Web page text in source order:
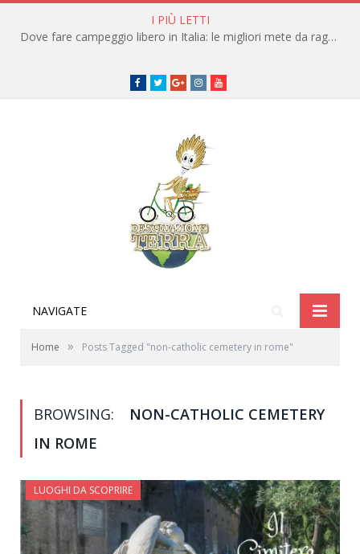
I PIÙ LETTI
Dove fare campeggio libero in Italia: le migliori mete da raggiungere in traghetto
Facebook
TwitterGoogle+instagramyoutube
NAVIGATE
Home » Posts Tagged "non-catholic cemetery in rome"
BROWSING:
NON-CATHOLIC CEMETERY
IN ROME
LUOGHI DA SCOPRIRE